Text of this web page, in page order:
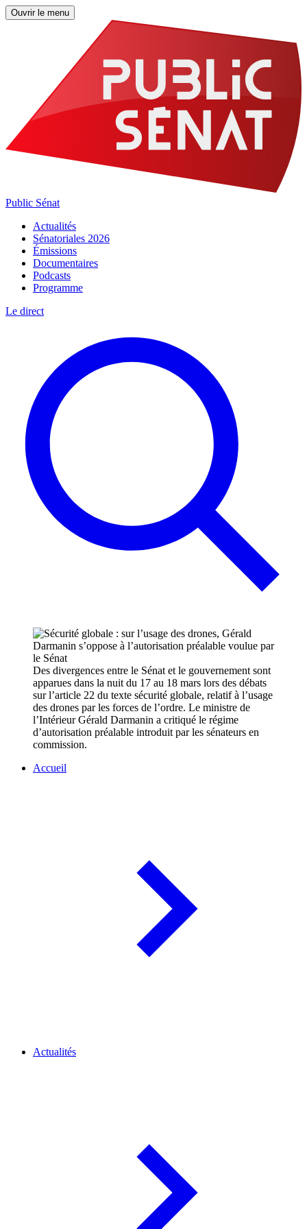
Ouvrir le menu
Public Sénat
Actualités
Sénatoriales 2026
Émissions
Documentaires
Podcasts
Programme
Le direct
Des divergences entre le Sénat et le gouvernement sont
apparues dans la nuit du 17 au 18 mars lors des débats
sur l’article 22 du texte sécurité globale, relatif à l’usage
des drones par les forces de l’ordre. Le ministre de
l’Intérieur Gérald Darmanin a critiqué le régime
d’autorisation préalable introduit par les sénateurs en
commission.
Accueil
Actualités